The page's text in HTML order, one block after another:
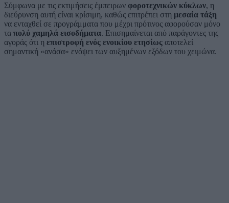
Σύμφωνα με τις εκτιμήσεις έμπειρων φοροτεχνικών κύκλων, η
διεύρυνση αυτή είναι κρίσιμη, καθώς επιτρέπει στη μεσαία τάξη
να ενταχθεί σε προγράμματα που μέχρι πρότινος αφορούσαν μόνο
τα πολύ χαμηλά εισοδήματα. Επισημαίνεται από παράγοντες της
αγοράς ότι η επιστροφή ενός ενοικίου ετησίως αποτελεί
σημαντική «ανάσα» ενόψει των αυξημένων εξόδων του χειμώνα.